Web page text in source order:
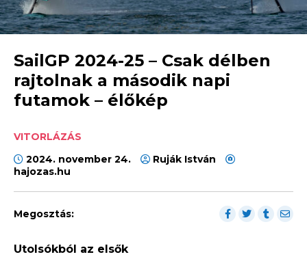
SailGP 2024-25 – Csak délben
rajtolnak a második napi
futamok – élőkép
VITORLÁZÁS
2024. november 24.
Ruják István
hajozas.hu
Megosztás:
Utolsókból az elsők